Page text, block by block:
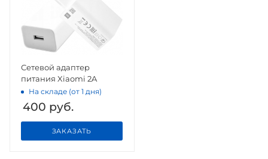
Сетевой адаптер
питания Xiaomi 2A
На складе (от 1 дня)
400 руб.
ЗАКАЗАТЬ